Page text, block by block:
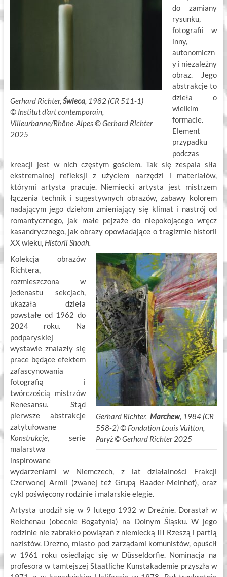
Gerhard Richter, Świeca, 1982 (CR 511-1)
©. Institut d’art contemporain,
Villeurbanne/Rhône-Alpes ©.Gerhard Richter
2025
do zamiany
rysunku,
fotografii w
inny,
autonomiczn
y i niezależny
obraz. Jego
abstrakcje to
dzieła o
wielkim
formacie.
Element
przypadku
podczas
kreacji jest w nich częstym gościem. Tak się zespala siła
ekstremalnej refleksji z użyciem narzędzi i materiałów,
którymi artysta pracuje. Niemiecki artysta jest mistrzem
łączenia technik i sugestywnych obrazów, zabawy kolorem
nadającym jego dziełom zmieniający się klimat i nastrój od
romantycznego, jak małe pejzaże do niepokojącego wręcz
kasandrycznego, jak obrazy opowiadające o tragizmie historii
XX wieku,Historii Shoah.
Gerhard Richter,Marchew, 1984 (CR
558-2) © Fondation Louis Vuitton,
Paryż ©.Gerhard Richter 2025
Kolekcja obrazów
Richtera,
rozmieszczona w
jedenastu sekcjach,
ukazała dzieła
powstałe od 1962 do
2024 roku. Na
podparyskiej
wystawie znalazły się
prace będące efektem
zafascynowania
fotografią i
twórczością mistrzów
Renesansu. Stąd
pierwsze abstrakcje
zatytułowane
Konstrukcje,serie
malarstwa
inspirowane
wydarzeniami w Niemczech, z lat działalności Frakcji
Czerwonej Armii (zwanej też Grupą Baader-Meinhof), oraz
cykl poświęcony rodzinie i malarskie elegie.
Artysta urodził się w 9 lutego 1932 w Dreźnie. Dorastał w
Reichenau (obecnie Bogatynia) na Dolnym Śląsku. W jego
rodzinie nie zabrakło powiązań z niemiecką III Rzeszą i partią
nazistów. Drezno, miasto pod zarządami komunistów, opuścił
w 1961 roku osiedlając się w Düsseldorfie. Nominacja na
profesora w tamtejszej Staatliche Kunstakademie przyszła w